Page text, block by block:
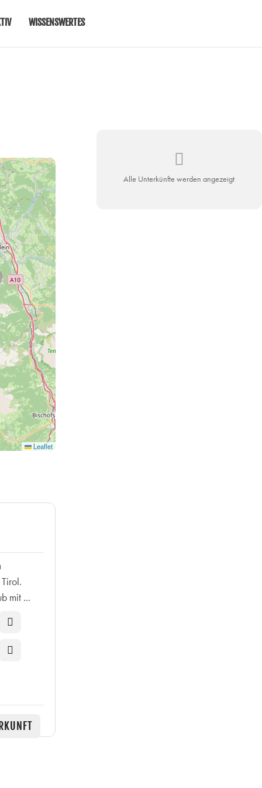
WISSENSWERTES
Leaflet
mit ...
Alle Unterkünfte werden angezeigt